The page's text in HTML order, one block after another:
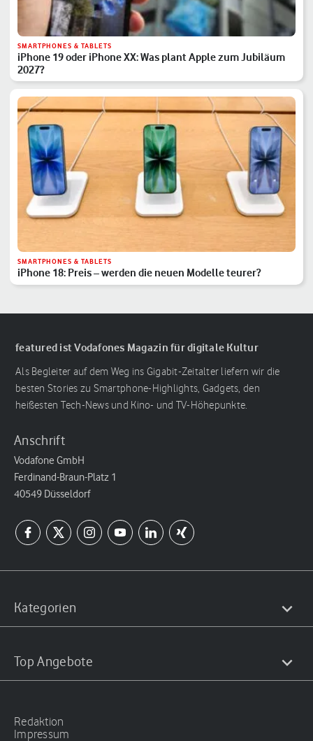
SMARTPHONES & TABLETS
iPhone 19 oder iPhone XX: Was plant Apple zum Jubiläum
2027?
SMARTPHONES & TABLETS
iPhone 18: Preis – werden die neuen Modelle teurer?
featured ist Vodafones Magazin für digitale Kultur
Als Begleiter auf dem Weg ins Gigabit-Zeitalter liefern wir die
besten Stories zu Smartphone-Highlights, Gadgets, den
heißesten Tech-News und Kino- und TV-Höhepunkte.
Anschrift
Vodafone GmbH
Ferdinand-Braun-Platz 1
40549 Düsseldorf
Kategorien
Top Angebote
Redaktion
Impressum